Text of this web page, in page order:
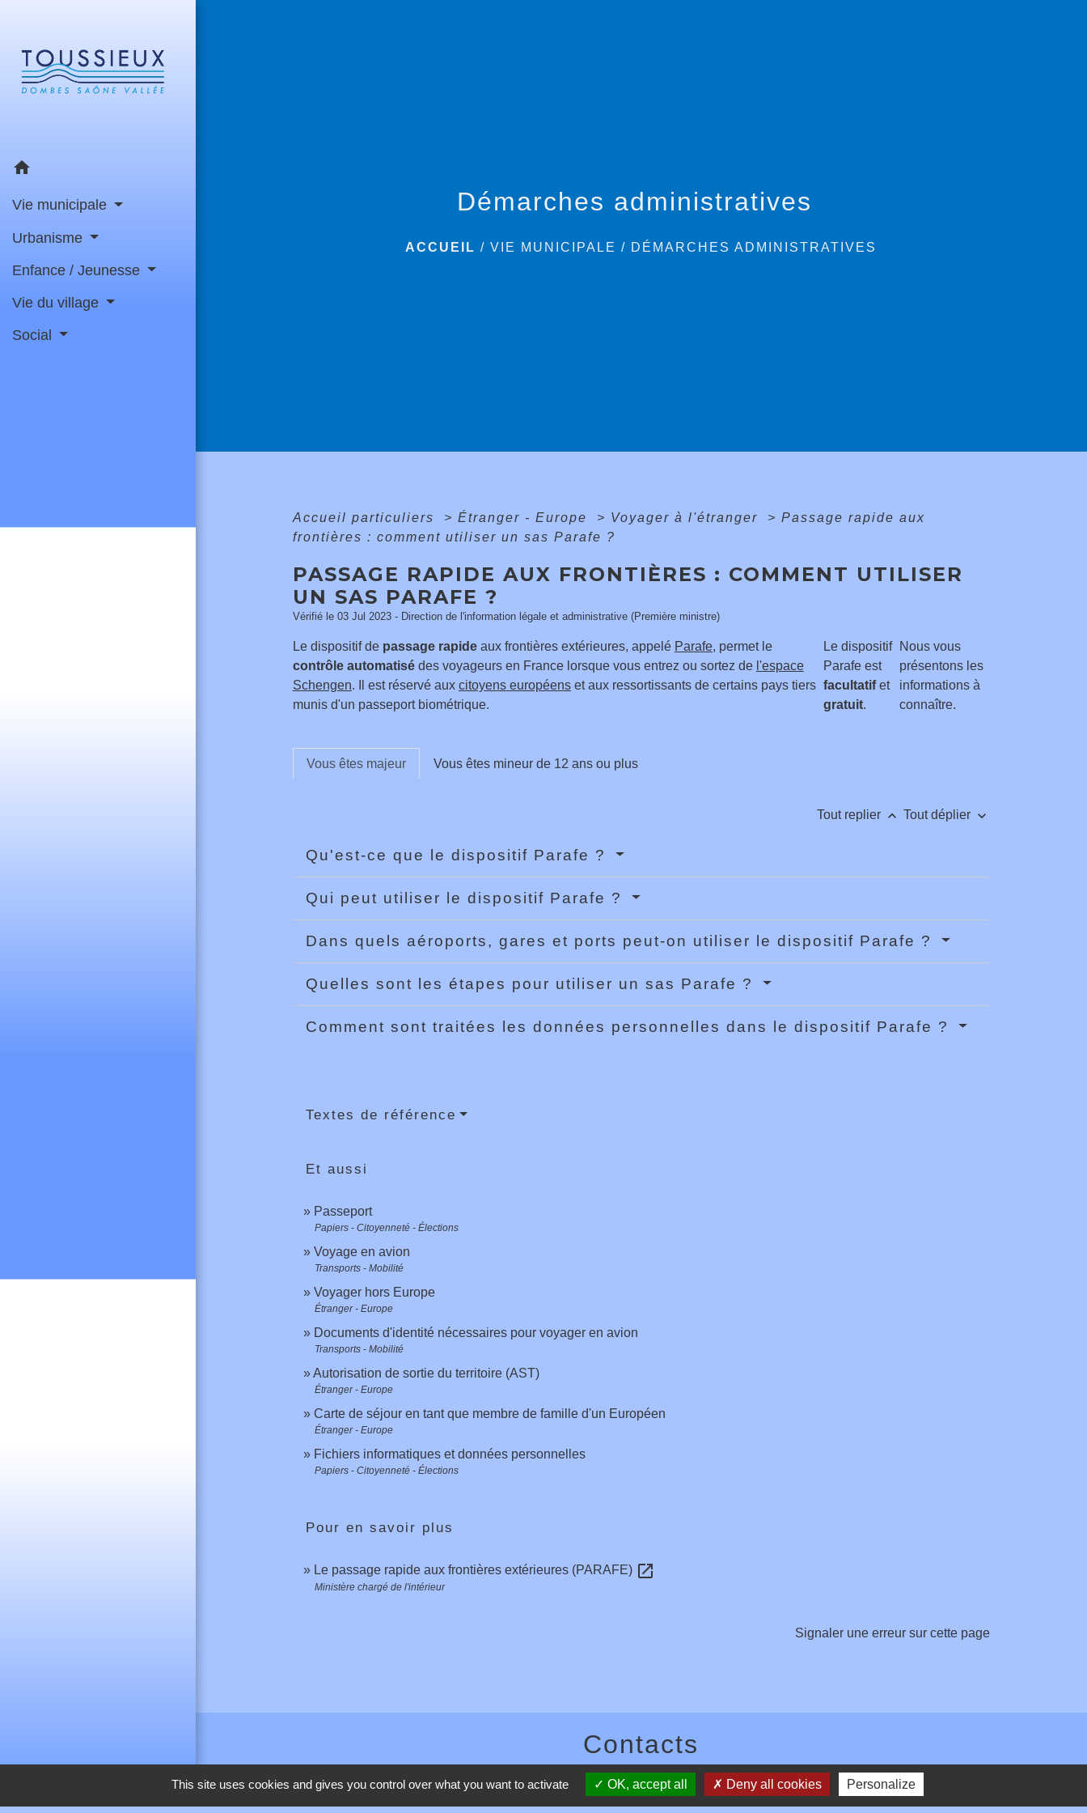
home
Vie municipale
Urbanisme
Enfance / Jeunesse
Vie du village
Social
Démarches administratives
ACCUEIL /VIE MUNICIPALE / DÉMARCHES ADMINISTRATIVES
Accueil particuliers > Étranger - Europe > Voyager à l'étranger > Passage rapide aux
frontières : comment utiliser un sas Parafe ?
PASSAGE RAPIDE AUX FRONTIÈRES : COMMENT UTILISER
UN SAS PARAFE ?
Vérifié le 03 Jul 2023 - Direction de l'information légale et administrative (Première ministre)
Le dispositif de passage rapideaux frontières extérieures, appelé Parafe, permet le
contrôle automatisédes voyageurs en France lorsque vous entrez ou sortez de l'espace
Schengen. Il est réservé aux citoyens européenset aux ressortissants de certains pays tiers
munis d'un passeport biométrique.
Le dispositif
Parafe est
facultatifet
gratuit.
Nous vous
présentons les
informations à
connaître.
Vous êtes majeur Vous êtes mineur de 12 ans ou plus
Tout replier keyboard_arrow_up Tout déplier keyboard_arrow_down
Qu'est-ce que le dispositif Parafe ?
Qui peut utiliser le dispositif Parafe ?
Dans quels aéroports, gares et ports peut-on utiliser le dispositif Parafe ?
Quelles sont les étapes pour utiliser un sas Parafe ?
Comment sont traitées les données personnelles dans le dispositif Parafe ?
Textes de référence
Et aussi
Passeport
Papiers - Citoyenneté - Élections
Voyage en avion
Transports - Mobilité
Voyager hors Europe
Étranger - Europe
Documents d'identité nécessaires pour voyager en avion
Transports - Mobilité
Autorisation de sortie du territoire (AST)
Étranger - Europe
Carte de séjour en tant que membre de famille d'un Européen
Étranger - Europe
Fichiers informatiques et données personnelles
Papiers - Citoyenneté - Élections
Pour en savoir plus
Le passage rapide aux frontières extérieures (PARAFE) open_in_new
Ministère chargé de l'intérieur
Signaler une erreur sur cette page
Contacts
Commune de Toussieux
346, Route du Morbier
This site uses cookies and gives you control over what you want to activate OK, accept all Deny all cookies Personalize